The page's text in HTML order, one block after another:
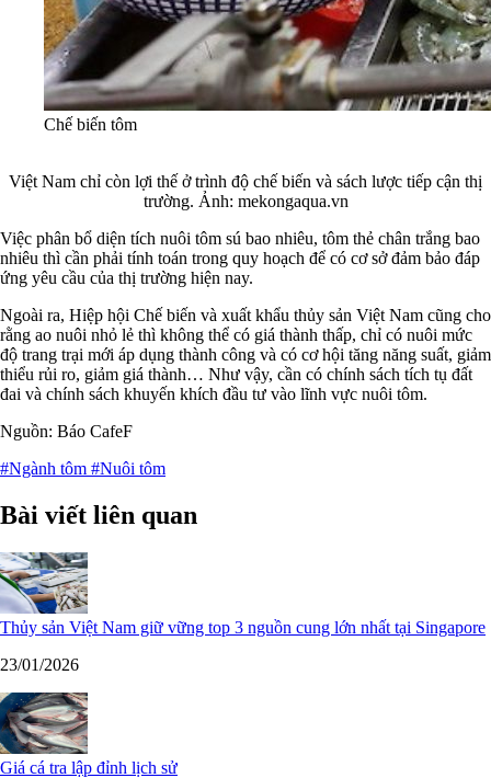
Chế biến tôm
Việt Nam chỉ còn lợi thế ở trình độ chế biến và sách lược tiếp cận thị
trường. Ảnh: mekongaqua.vn
Việc phân bổ diện tích nuôi tôm sú bao nhiêu, tôm thẻ chân trắng bao
nhiêu thì cần phải tính toán trong quy hoạch để có cơ sở đảm bảo đáp
ứng yêu cầu của thị trường hiện nay.
Ngoài ra, Hiệp hội Chế biến và xuất khẩu thủy sản Việt Nam cũng cho
rằng ao nuôi nhỏ lẻ thì không thể có giá thành thấp, chỉ có nuôi mức
độ trang trại mới áp dụng thành công và có cơ hội tăng năng suất, giảm
thiểu rủi ro, giảm giá thành… Như vậy, cần có chính sách tích tụ đất
đai và chính sách khuyến khích đầu tư vào lĩnh vực nuôi tôm.
Nguồn: Báo CafeF
#Ngành tôm #Nuôi tôm
Bài viết liên quan
Thủy sản Việt Nam giữ vững top 3 nguồn cung lớn nhất tại Singapore
23/01/2026
Giá cá tra lập đỉnh lịch sử